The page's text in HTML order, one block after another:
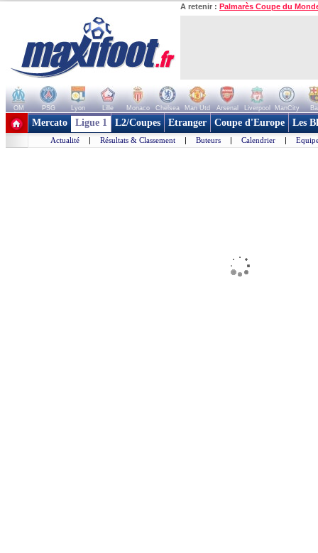
A retenir : Palmarès Coupe du
OM PSG Lyon Lille Monaco Chelsea Man Utd Arsenal Liverpool ManCity
+ de clubs
Mercato Ligue 1 L2/Coupes Etranger Coupe d'Europe Les
Actualité | Résultats & Classement | Buteurs | Calendrier |